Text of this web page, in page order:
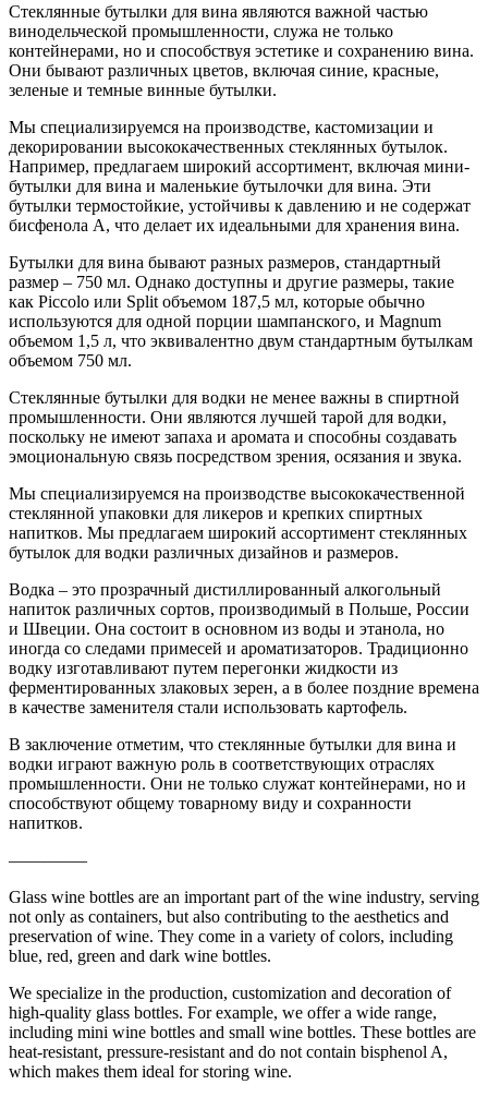
Стеклянные бутылки для вина являются важной частью
винодельческой промышленности, служа не только
контейнерами, но и способствуя эстетике и сохранению вина.
Они бывают различных цветов, включая синие, красные,
зеленые и темные винные бутылки.
Мы специализируемся на производстве, кастомизации и
декорировании высококачественных стеклянных бутылок.
Например, предлагаем широкий ассортимент, включая мини-
бутылки для вина и маленькие бутылочки для вина. Эти
бутылки термостойкие, устойчивы к давлению и не содержат
бисфенола А, что делает их идеальными для хранения вина.
Бутылки для вина бывают разных размеров, стандартный
размер – 750 мл. Однако доступны и другие размеры, такие
как Piccolo или Split объемом 187,5 мл, которые обычно
используются для одной порции шампанского, и Magnum
объемом 1,5 л, что эквивалентно двум стандартным бутылкам
объемом 750 мл.
Стеклянные бутылки для водки не менее важны в спиртной
промышленности. Они являются лучшей тарой для водки,
поскольку не имеют запаха и аромата и способны создавать
эмоциональную связь посредством зрения, осязания и звука.
Мы специализируемся на производстве высококачественной
стеклянной упаковки для ликеров и крепких спиртных
напитков. Мы предлагаем широкий ассортимент стеклянных
бутылок для водки различных дизайнов и размеров.
Водка – это прозрачный дистиллированный алкогольный
напиток различных сортов, производимый в Польше, России
и Швеции. Она состоит в основном из воды и этанола, но
иногда со следами примесей и ароматизаторов. Традиционно
водку изготавливают путем перегонки жидкости из
ферментированных злаковых зерен, а в более поздние времена
в качестве заменителя стали использовать картофель.
В заключение отметим, что стеклянные бутылки для вина и
водки играют важную роль в соответствующих отраслях
промышленности. Они не только служат контейнерами, но и
способствуют общему товарному виду и сохранности
напитков.
————–
Glass wine bottles are an important part of the wine industry, serving
not only as containers, but also contributing to the aesthetics and
preservation of wine. They come in a variety of colors, including
blue, red, green and dark wine bottles.
We specialize in the production, customization and decoration of
high-quality glass bottles. For example, we offer a wide range,
including mini wine bottles and small wine bottles. These bottles are
heat-resistant, pressure-resistant and do not contain bisphenol A,
which makes them ideal for storing wine.